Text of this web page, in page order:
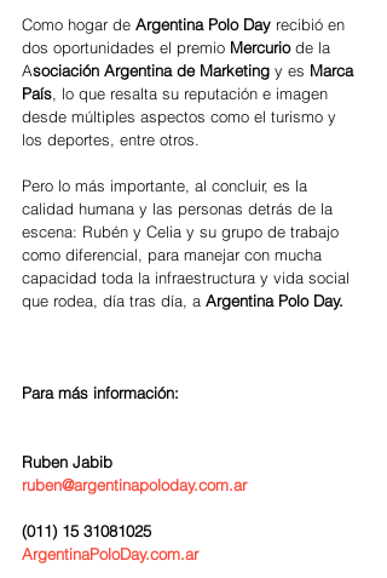
Como hogar de Argentina Polo Day recibió en
dos oportunidades el premio Mercurio de la
Asociación Argentina de Marketing y es Marca
País, lo que resalta su reputación e imagen
desde múltiples aspectos como el turismo y
los deportes, entre otros.
Pero lo más importante, al concluir, es la
calidad humana y las personas detrás de la
escena: Rubén y Celia y su grupo de trabajo
como diferencial, para manejar con mucha
capacidad toda la infraestructura y vida social
que rodea, día tras día, a Argentina Polo Day.
Para más información:
Ruben Jabib
ruben@argentinapoloday.com.ar
(011) 15 31081025
ArgentinaPoloDay.com.ar